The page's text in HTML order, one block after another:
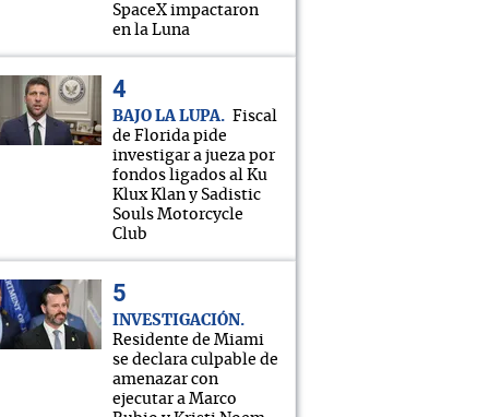
SpaceX impactaron
en la Luna
BAJO LA LUPA
Fiscal
de Florida pide
investigar a jueza por
fondos ligados al Ku
Klux Klan y Sadistic
Souls Motorcycle
Club
INVESTIGACIÓN
Residente de Miami
se declara culpable de
amenazar con
ejecutar a Marco